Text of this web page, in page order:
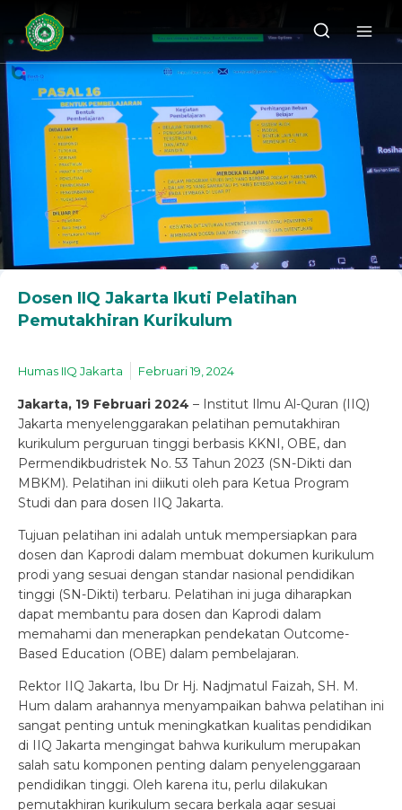
Dosen IIQ Jakarta Ikuti Pelatihan
Pemutakhiran Kurikulum
Humas IIQ Jakarta Februari 19, 2024
Jakarta, 19 Februari 2024 – Institut Ilmu Al-Quran (IIQ)
Jakarta menyelenggarakan pelatihan pemutakhiran
kurikulum perguruan tinggi berbasis KKNI, OBE, dan
Permendikbudristek No. 53 Tahun 2023 (SN-Dikti dan
MBKM). Pelatihan ini diikuti oleh para Ketua Program
Studi dan para dosen IIQ Jakarta.
Tujuan pelatihan ini adalah untuk mempersiapkan para
dosen dan Kaprodi dalam membuat dokumen kurikulum
prodi yang sesuai dengan standar nasional pendidikan
tinggi (SN-Dikti) terbaru. Pelatihan ini juga diharapkan
dapat membantu para dosen dan Kaprodi dalam
memahami dan menerapkan pendekatan Outcome-
Based Education (OBE) dalam pembelajaran.
Rektor IIQ Jakarta, Ibu Dr Hj. Nadjmatul Faizah, SH. M.
Hum dalam arahannya menyampaikan bahwa pelatihan ini
sangat penting untuk meningkatkan kualitas pendidikan
di IIQ Jakarta mengingat bahwa kurikulum merupakan
salah satu komponen penting dalam penyelenggaraan
pendidikan tinggi. Oleh karena itu, perlu dilakukan
pemutakhiran kurikulum secara berkala agar sesuai